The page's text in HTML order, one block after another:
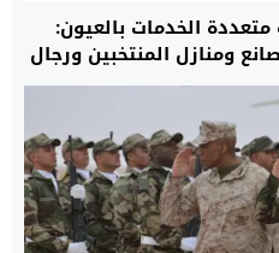
الخدمات بالعيون:
ومنازل المنتخبين ورجال